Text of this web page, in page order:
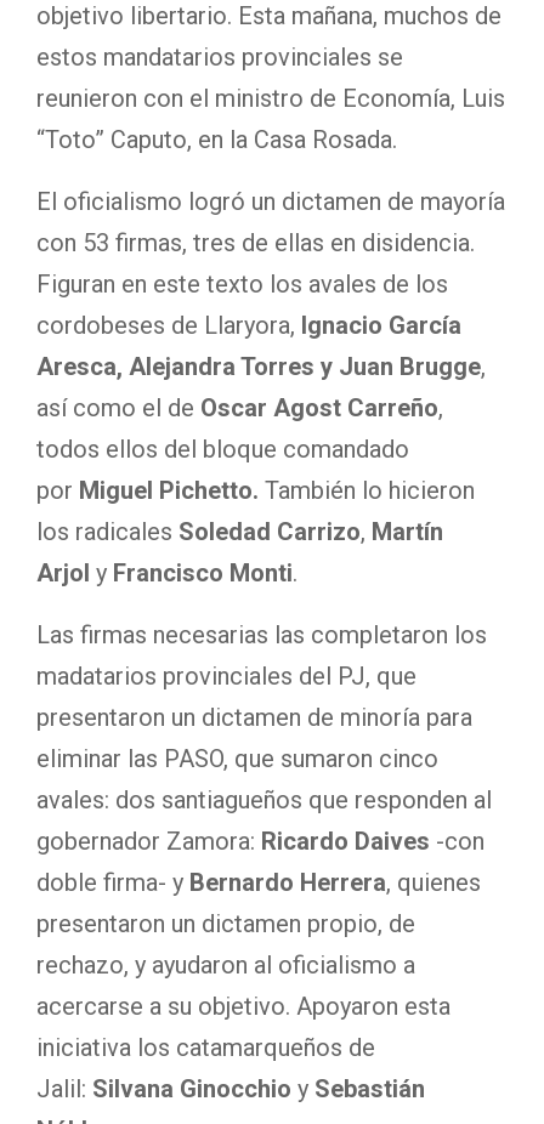
objetivo libertario. Esta mañana, muchos de
estos mandatarios provinciales se
reunieron con el ministro de Economía, Luis
“Toto” Caputo, en la Casa Rosada.
El oficialismo logró un dictamen de mayoría
con 53 firmas, tres de ellas en disidencia.
Figuran en este texto los avales de los
cordobeses de Llaryora, Ignacio García
Aresca, Alejandra Torres y Juan Brugge,
así como el de Oscar Agost Carreño,
todos ellos del bloque comandado
por Miguel Pichetto. También lo hicieron
los radicales Soledad Carrizo, Martín
Arjol y Francisco Monti.
Las firmas necesarias las completaron los
madatarios provinciales del PJ, que
presentaron un dictamen de minoría para
eliminar las PASO, que sumaron cinco
avales: dos santiagueños que responden al
gobernador Zamora: Ricardo Daives -con
doble firma- y Bernardo Herrera, quienes
presentaron un dictamen propio, de
rechazo, y ayudaron al oficialismo a
acercarse a su objetivo. Apoyaron esta
iniciativa los catamarqueños de
Jalil: Silvana Ginocchio y Sebastián